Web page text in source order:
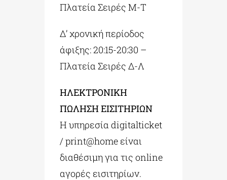
Πλατεία Σειρές Μ-Τ
Δ’ χρονική περίοδος
άφιξης: 20:15-20:30 –
Πλατεία Σειρές Δ-Λ
ΗΛΕΚΤΡΟΝΙΚΗ
ΠΩΛΗΣΗ ΕΙΣΙΤΗΡΙΩΝ
Η υπηρεσία digitalticket
/ print@home είναι
διαθέσιμη για τις online
αγορές εισιτηρίων.